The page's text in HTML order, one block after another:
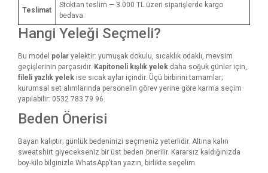
Teslimat
Stoktan teslim — 3.000 TL üzeri siparişlerde kargo
bedava
Hangi Yeleği Seçmeli?
Bu model polar yelektir: yumuşak dokulu, sıcaklık odaklı, mevsim
geçişlerinin parçasıdır. Kapitoneli kışlık yelek daha soğuk günler için,
fileli yazlık yelek ise sıcak aylar içindir. Üçü birbirini tamamlar;
kurumsal set alımlarında personelin görev yerine göre karma seçim
yapılabilir: 0532 783 79 96.
Beden Önerisi
Bayan kalıptır; günlük bedeninizi seçmeniz yeterlidir. Altına kalın
sweatshirt giyecekseniz bir üst beden önerilir. Kararsız kaldığınızda
boy-kilo bilginizle WhatsApp'tan yazın, birlikte seçelim.